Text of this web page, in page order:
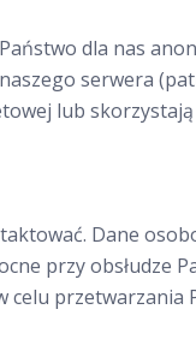
dla nas
serwera
lub
Dane
przy obsłudze
przetwarzania